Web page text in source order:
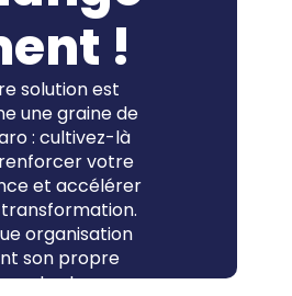
!
solution est
une graine de
: cultivez-là
votre
et accélérer
organisation
son propre
contactez-nous